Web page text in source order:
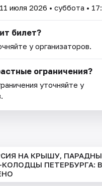
11 июля 2026 • суббота •
билет?
у организаторов.
ограничения?
уточняйте у
НА КРЫШУ,
ПЕТЕРБУРГА: